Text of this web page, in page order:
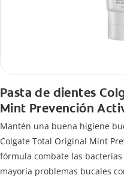
Pasta de dientes
Mint Prevención
Mantén una buena higiene
Colgate Total Original Mint
fórmula combate las
mayoría problemas bucales